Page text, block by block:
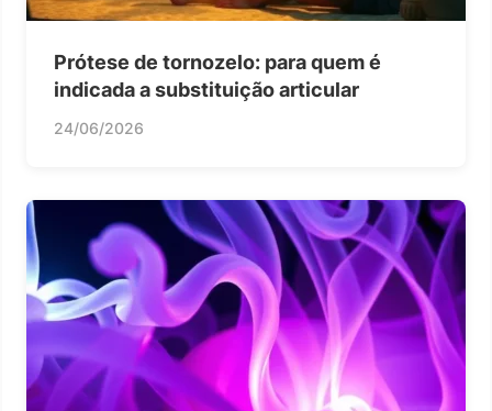
Prótese de tornozelo: para quem é
indicada a substituição articular
24/06/2026